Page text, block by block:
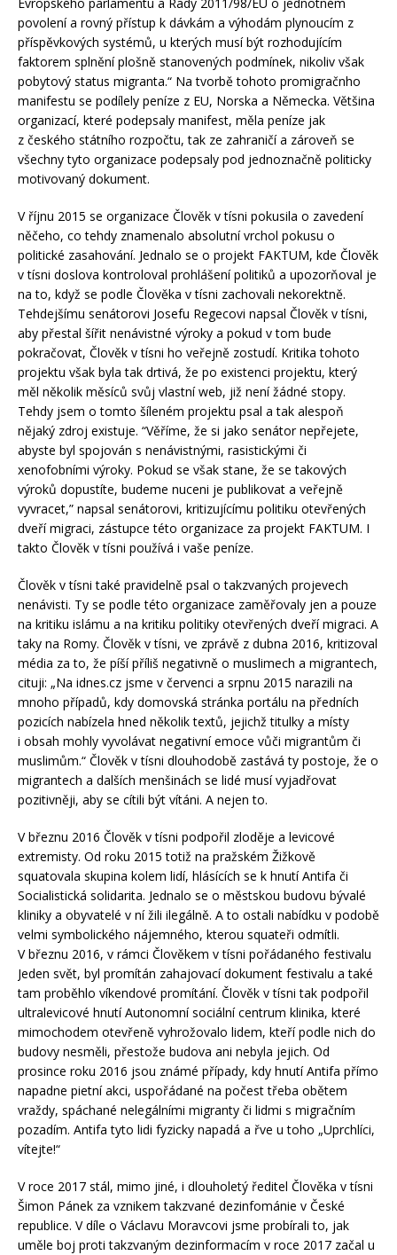
povolení a rovný přístup k dávkám a výhodám plynoucím z
příspěvkových systémů, u kterých musí být rozhodujícím
faktorem splnění plošně stanovených podmínek, nikoliv však
pobytový status migranta.“ Na tvorbě tohoto promigračnho
manifestu se podílely peníze z EU, Norska a Německa. Většina
organizací, které podepsaly manifest, měla peníze jak
z českého státního rozpočtu, tak ze zahraničí a zároveň se
všechny tyto organizace podepsaly pod jednoznačně politicky
motivovaný dokument.
V říjnu 2015 se organizace Člověk v tísni pokusila o zavedení
něčeho, co tehdy znamenalo absolutní vrchol pokusu o
politické zasahování. Jednalo se o projekt FAKTUM, kde Člověk
v tísni doslova kontroloval prohlášení politiků a upozorňoval je
na to, když se podle Člověka v tísni zachovali nekorektně.
Tehdejšímu senátorovi Josefu Regecovi napsal Člověk v tísni,
aby přestal šířit nenávistné výroky a pokud v tom bude
pokračovat, Člověk v tísni ho veřejně zostudí. Kritika tohoto
projektu však byla tak drtivá, že po existenci projektu, který
měl několik měsíců svůj vlastní web, již není žádné stopy.
Tehdy jsem o tomto šíleném projektu psal a tak alespoň
nějaký zdroj existuje. “Věříme, že si jako senátor nepřejete,
abyste byl spojován s nenávistnými, rasistickými či
xenofobními výroky. Pokud se však stane, že se takových
výroků dopustíte, budeme nuceni je publikovat a veřejně
vyvracet,” napsal senátorovi, kritizujícímu politiku otevřených
dveří migraci, zástupce této organizace za projekt FAKTUM. I
takto Člověk v tísni používá i vaše peníze.
Člověk v tísni také pravidelně psal o takzvaných projevech
nenávisti. Ty se podle této organizace zaměřovaly jen a pouze
na kritiku islámu a na kritiku politiky otevřených dveří migraci. A
taky na Romy. Člověk v tísni, ve zprávě z dubna 2016, kritizoval
média za to, že píší příliš negativně o muslimech a migrantech,
cituji: „Na idnes.cz jsme v červenci a srpnu 2015 narazili na
mnoho případů, kdy domovská stránka portálu na předních
pozicích nabízela hned několik textů, jejichž titulky a místy
i obsah mohly vyvolávat negativní emoce vůči migrantům či
muslimům.“ Člověk v tísni dlouhodobě zastává ty postoje, že o
migrantech a dalších menšinách se lidé musí vyjadřovat
pozitivněji, aby se cítili být vítáni. A nejen to.
V březnu 2016 Člověk v tísni podpořil zloděje a levicové
extremisty. Od roku 2015 totiž na pražském Žižkově
squatovala skupina kolem lidí, hlásících se k hnutí Antifa či
Socialistická solidarita. Jednalo se o městskou budovu bývalé
kliniky a obyvatelé v ní žili ilegálně. A to ostali nabídku v podobě
velmi symbolického nájemného, kterou squateři odmítli.
V březnu 2016, v rámci Člověkem v tísni pořádaného festivalu
Jeden svět, byl promítán zahajovací dokument festivalu a také
tam proběhlo víkendové promítání. Člověk v tísni tak podpořil
ultralevicové hnutí Autonomní sociální centrum klinika, které
mimochodem otevřeně vyhrožovalo lidem, kteří podle nich do
budovy nesměli, přestože budova ani nebyla jejich. Od
prosince roku 2016 jsou známé případy, kdy hnutí Antifa přímo
napadne pietní akci, uspořádané na počest třeba obětem
vraždy, spáchané nelegálními migranty či lidmi s migračním
pozadím. Antifa tyto lidi fyzicky napadá a řve u toho „Uprchlíci,
vítejte!“
V roce 2017 stál, mimo jiné, i dlouholetý ředitel Člověka v tísni
Šimon Pánek za vznikem takzvané dezinfománie v České
republice. V díle o Václavu Moravcovi jsme probírali to, jak
uměle boj proti takzvaným dezinformacím v roce 2017 začal u